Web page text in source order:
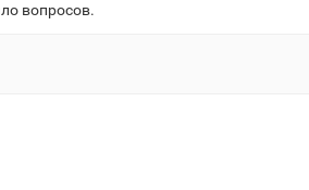
вопросов.